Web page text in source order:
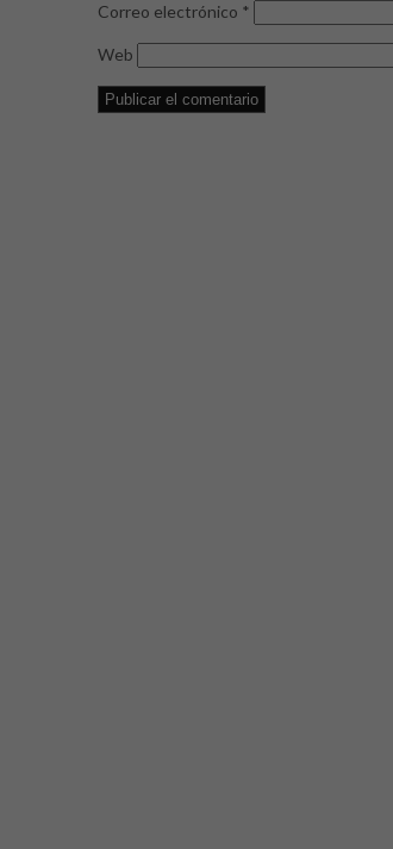
Correo electrónico *
Web